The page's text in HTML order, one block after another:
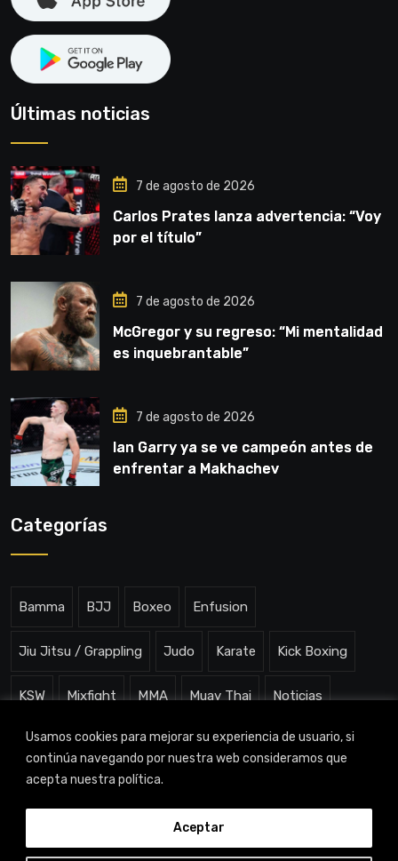
Usamos cookies para mejorar su experiencia de usuario, si
continúa navegando por nuestra web consideramos que
acepta nuestra política.
Aceptar
Últimas noticias
7 de agosto de 2026
Carlos Prates lanza advertencia: “Voy
por el título”
7 de agosto de 2026
McGregor y su regreso: “Mi mentalidad
es inquebrantable”
7 de agosto de 2026
Ian Garry ya se ve campeón antes de
enfrentar a Makhachev
Categorías
Bamma BJJ Boxeo Enfusion
Jiu Jitsu / Grappling Judo Karate Kick Boxing
KSW Mixfight MMA Muay Thai Noticias
One ChampionShip Slam Arena Uncategorized
TITAN CHANNEL © 2023 |Aviso legal|Política de